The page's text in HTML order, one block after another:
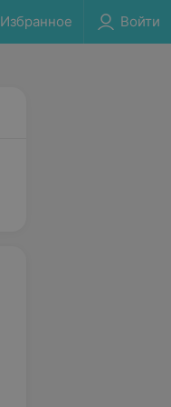
Избранное Войти